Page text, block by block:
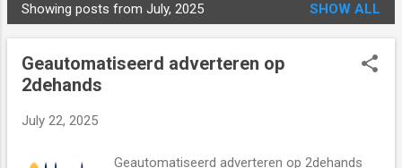
P
o
Showing posts from July, 2025 SHOW ALL
Geautomatiseerd adverteren op
2dehands
July 22, 2025
Geautomatiseerd adverteren op 2dehands